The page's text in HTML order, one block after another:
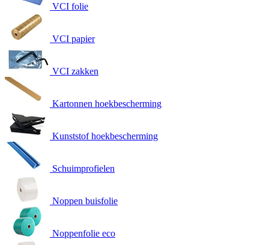
VCI folie
VCI papier
VCI zakken
Kartonnen hoekbescherming
Kunststof hoekbescherming
Schuimprofielen
Noppen buisfolie
Noppenfolie eco